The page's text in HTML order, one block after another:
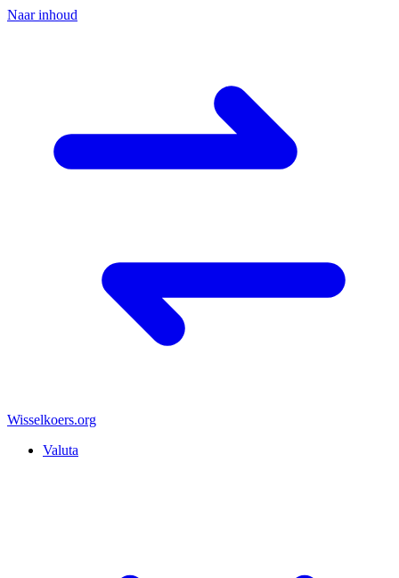
Naar inhoud
Wisselkoers.org
Valuta